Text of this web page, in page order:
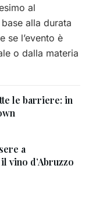
al
alla durata
se l’evento è
o dalla materia
le barriere: in
a
vino d’Abruzzo